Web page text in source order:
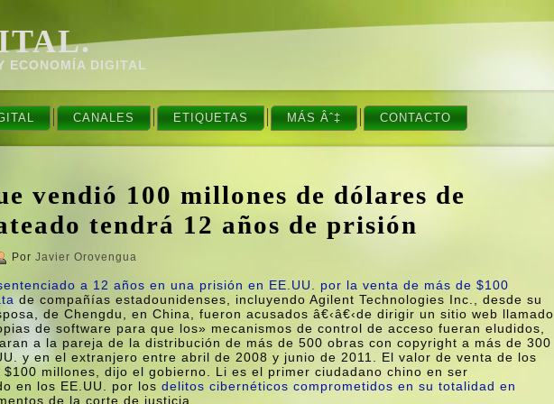
ECONOMÍ­A DIGITAL
CANALES ETIQUETAS MÁS Âˆ‡ CONTACTO
vendió 100 millones de dólares de
tendrá 12 años de prisión
Por Javier Orovengua
a 12 años en una prisión en EE.UU. por la venta de más de $100
de compañí­as estadounidenses, incluyendo Agilent Technologies Inc., desde su
de Chengdu, en China, fueron acusados â€‹â€‹de dirigir un sitio web llamado
de software para que los» mecanismos de control de acceso fueran eludidos,
a la pareja de la distribución de más de 500 obras con copyright a más de 300
y en el extranjero entre abril de 2008 y junio de 2011. El valor de venta de los
millones, dijo el gobierno. Li es el primer ciudadano chino en ser
en los EE.UU. por losdelitos cibernéticos comprometidos en su totalidad en
de la corte de justicia.